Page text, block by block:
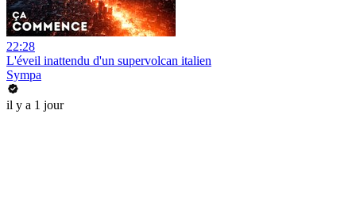
22:28
L'éveil inattendu d'un supervolcan italien
Sympa
il y a 1 jour